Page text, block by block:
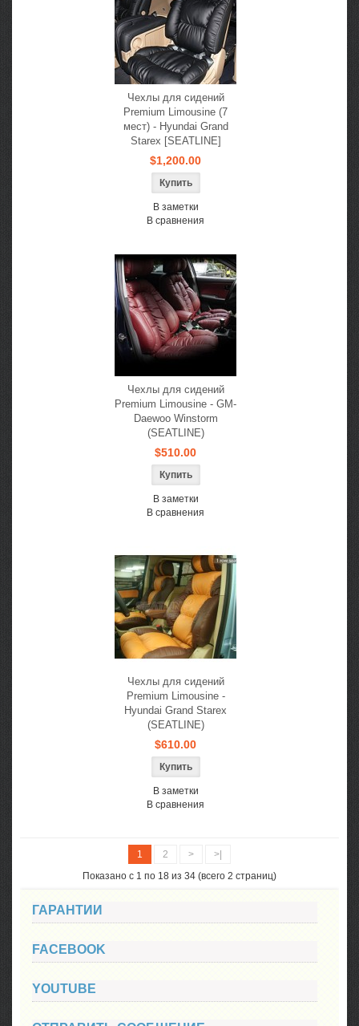
Чехлы для сидений
Premium Limousine (7
мест) - Hyundai Grand
Starex [SEATLINE]
$1,200.00
В заметки
В сравнения
Чехлы для сидений
Premium Limousine - GM-
Daewoo Winstorm
(SEATLINE)
$510.00
В заметки
В сравнения
Чехлы для сидений
Premium Limousine -
Hyundai Grand Starex
(SEATLINE)
$610.00
В заметки
В сравнения
1 2 >
>|
Показано с 1 по 18 из 34 (всего 2 страниц)
ГАРАНТИИ
FACEBOOK
YOUTUBE